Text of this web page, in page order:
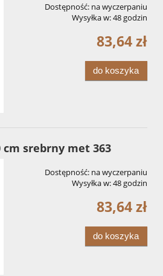
Dostępność: na wyczerpaniu
Wysyłka w:48 godzin
83,64 zł
do koszyka
srebrny met 363
Dostępność: na wyczerpaniu
Wysyłka w:48 godzin
83,64 zł
do koszyka